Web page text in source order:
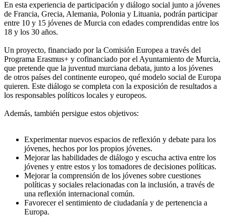
En esta experiencia de participación y diálogo social junto a jóvenes
de Francia, Grecia, Alemania, Polonia y Lituania, podrán participar
entre 10 y 15 jóvenes de Murcia con edades comprendidas entre los
18 y los 30 años.
Un proyecto, financiado por la Comisión Europea a través del
Programa Erasmus+ y cofinanciado por el Ayuntamiento de Murcia,
que pretende que la juventud murciana debata, junto a los jóvenes
de otros países del continente europeo, qué modelo social de Europa
quieren. Este diálogo se completa con la exposición de resultados a
los responsables políticos locales y europeos.
Además, también persigue estos objetivos:
Experimentar nuevos espacios de reflexión y debate para los
jóvenes, hechos por los propios jóvenes.
Mejorar las habilidades de diálogo y escucha activa entre los
jóvenes y entre estos y los tomadores de decisiones políticas.
Mejorar la comprensión de los jóvenes sobre cuestiones
políticas y sociales relacionadas con la inclusión, a través de
una reflexión internacional común.
Favorecer el sentimiento de ciudadanía y de pertenencia a
Europa.